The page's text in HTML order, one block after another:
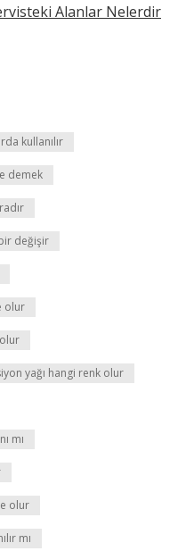
Alanlar Nelerdir
kullanılır
demek
değişir
olur
yağı hangi renk olur
mı
olur
mı